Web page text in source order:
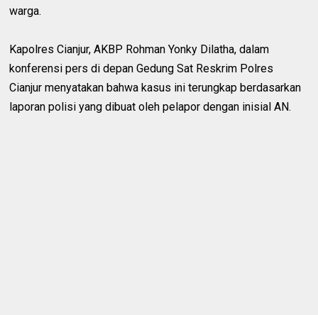
warga.
Kapolres Cianjur, AKBP Rohman Yonky Dilatha, dalam
konferensi pers di depan Gedung Sat Reskrim Polres
Cianjur menyatakan bahwa kasus ini terungkap berdasarkan
laporan polisi yang dibuat oleh pelapor dengan inisial AN.